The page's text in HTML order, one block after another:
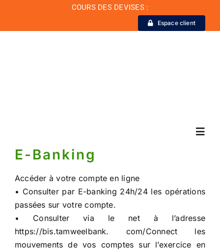
contenu
COURS DES DEVISES :
Espace client
Actualité
Conseil de conformité
E-Banking
Accéder à votre compte en ligne
• Consulter par E-banking 24h/24 les opérations
passées sur votre compte.
• Consulter via le net à l’adresse
https://bis.tamweelbank. com/Connect les
mouvements de vos comptes sur l’exercice en